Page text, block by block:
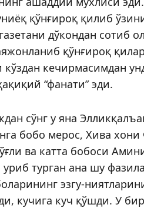
қўнғироқ қилиб
дўкондан сотиб
қўнғироқ
кўздан кечирмасимдан
“фанати” эди.
сўнг у яна
бобо мерос, Хива
ва катта бобоси
турган ана шу
эзгу-
кучига куч қўшди. У